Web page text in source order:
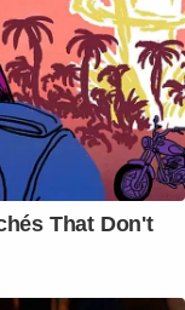
That Don't